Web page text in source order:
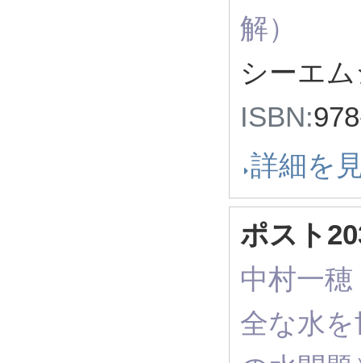
解）
シーエ
ISBN:
詳細を
ポスト
中村一
全な水